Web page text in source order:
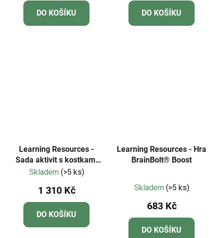
DO KOŠÍKU DO KOŠÍKU
Learning Resources -
Sada aktivit s kostkami
MathLink®
Skladem (>5 ks)
1 310 Kč
DO KOŠÍKU
Learning Resources - Hra
BrainBolt® Boost
hodnocení
produktu
je
5,0
Skladem (>5 ks)
683 Kč
DO KOŠÍKU